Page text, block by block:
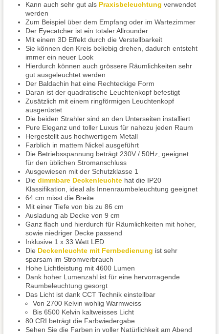
Kann auch sehr gut als Praxisbeleuchtung verwendet
werden
Zum Beispiel über dem Empfang oder im Wartezimmer
Der Eyecatcher ist ein totaler Allrounder
Mit einem 3D Effekt durch die Verstellbarkeit
Sie können den Kreis beliebig drehen, dadurch entsteht
immer ein neuer Look
Hierdurch können auch grössere Räumlichkeiten sehr
gut ausgeleuchtet werden
Der Baldachin hat eine Rechteckige Form
Daran ist der quadratische Leuchtenkopf befestigt
Zusätzlich mit einem ringförmigen Leuchtenkopf
ausgerüstet
Die beiden Strahler sind an den Unterseiten installiert
Pure Eleganz und toller Luxus für nahezu jeden Raum
Hergestellt aus hochwertigem Metall
Farblich in mattem Nickel ausgeführt
Die Betriebsspannung beträgt 230V / 50Hz, geeignet
für den üblichen Stromanschluss
Ausgewiesen mit der Schutzklasse 1
Die dimmbare Deckenleuchte hat die IP20
Klassifikation, ideal als Innenraumbeleuchtung geeignet
64 cm misst die Breite
Mit einer Tiefe von bis zu 86 cm
Ausladung ab Decke von 9 cm
Ganz flach und hierdurch für Räumlichkeiten mit hoher,
sowie niedriger Decke passend
Inklusive 1 x 33 Watt LED
Die Deckenleuchte mit Fernbedienung ist sehr
sparsam im Stromverbrauch
Hohe Lichtleistung mit 4600 Lumen
Dank hoher Lumenzahl ist für eine hervorragende
Raumbeleuchtung gesorgt
Das Licht ist dank CCT Technik einstellbar
Von 2700 Kelvin wohlig Warmweiss
Bis 6500 Kelvin kaltweisses Licht
80 CRI beträgt die Farbwiedergabe
Sehen Sie die Farben in voller Natürlichkeit am Abend